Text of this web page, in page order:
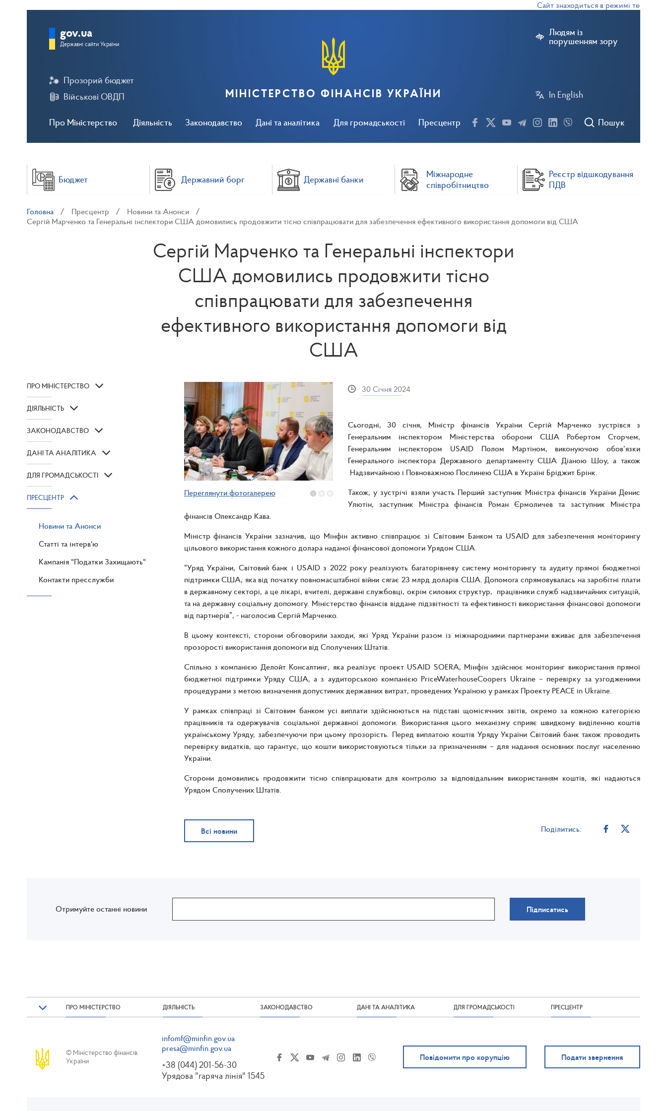
Сайт знаходиться в режимі тестової
Людям із
порушенням зору
In English
Про Міністерство Діяльність Законодавство Дані та аналітика Для громадськості Пресцентр
Прозорий бюджет
Військові ОВДП
Пошук
gov.ua
Державні сайти України
МІНІСТЕРСТВО ФІНАНСІВ УКРАЇНИ
Бюджет Державний борг Державні банки
Міжнародне
співробітництво
Реєстр відшкодування
ПДВ
Головна Пресцентр
Новини та Анонси
Сергій Марченко та Генеральні інспектори США домовились продовжити тісно співпрацювати для забезпечення ефективного використання допомоги від США
Сергій Марченко та Генеральні інспектори
США домовились продовжити тісно
співпрацювати для забезпечення
ефективного використання допомоги від
США
ПРО МІНІСТЕРСТВО
ДІЯЛЬНІСТЬ
ЗАКОНОДАВСТВО
ДАНІ ТА АНАЛІТИКА
ДЛЯ ГРОМАДСЬКОСТІ
ПРЕСЦЕНТР
Новини та Анонси
Статті та інтерв'ю
Кампанія "Податки Захищають"
Контакти пресслужби
Переглянути фотогалерею
30 Січня 2024
Сьогодні, 30 січня, Міністр фінансів України Сергій Марченко зустрівся з
Генеральним інспектором Міністерства оборони США Робертом Сторчем,
Генеральним інспектором USAID Полом Мартіном, виконуючою обов’язки
Генерального інспектора Державного департаменту США Діаною Шоу, а також
Надзвичайною і Повноважною Послинею США в Україні Бріджит Брінк.
Також, у зустрічі взяли участь Перший заступник Міністра фінансів України Денис
Улютін, заступник Міністра фінансів Роман Єрмоличев та заступник Міністра
фінансів Олександр Кава.
Міністр фінансів України зазначив, що Мінфін активно співпрацює зі Світовим Банком та USAID для забезпечення моніторингу
цільового використання кожного долара наданої фінансової допомоги Урядом США.
“Уряд України, Світовий банк і USAID з 2022 року реалізують багаторівневу систему моніторингу та аудиту прямої бюджетної
підтримки США, яка від початку повномасштабної війни сягає 23 млрд доларів США. Допомога спрямовувалась на заробітні плати
в державному секторі, а це лікарі, вчителі, державні службовці, окрім силових структур, працівники служб надзвичайних ситуацій,
та на державну соціальну допомогу. Міністерство фінансів віддане підзвітності та ефективності використання фінансової допомоги
від партнерів”, - наголосив Сергій Марченко.
В цьому контексті, сторони обговорили заходи, які Уряд України разом із міжнародними партнерами вживає для забезпечення
прозорості використання допомоги від Сполучених Штатів.
Спільно з компанією Делойт Консалтинг, яка реалізує проект USAID SOERA, Мінфін здійснює моніторинг використання прямої
бюджетної підтримки Уряду США, а з аудиторською компанією PriceWaterhouseCoopers Ukraine – перевірку за узгодженими
процедурами з метою визначення допустимих державних витрат, проведених Україною у рамках Проекту PEACE in Ukraine.
У рамках співпраці зі Світовим банком усі виплати здійснюються на підставі щомісячних звітів, окремо за кожною категорією
працівників та одержувачів соціальної державної допомоги. Використання цього механізму сприяє швидкому виділенню коштів
українському Уряду, забезпечуючи при цьому прозорість. Перед виплатою коштів Уряду України Світовий банк також проводить
перевірку видатків, що гарантує, що кошти використовуються тільки за призначенням – для надання основних послуг населенню
України.
Сторони домовились продовжити тісно співпрацювати для контролю за відповідальним використанням коштів, які надаються
Урядом Сполучених Штатів.
Всі новини Поділитись:
Отримуйте останні новини Підписатись
ПРО МІНІСТЕРСТВО ДІЯЛЬНІСТЬ ЗАКОНОДАВСТВО ДАНІ ТА АНАЛІТИКА ДЛЯ ГРОМАДСЬКОСТІ ПРЕСЦЕНТР
© Міністерство фінансів
України
infomf@minfin.gov.ua
presa@minfin.gov.ua
+38 (044) 201-56-30
Урядова "гаряча лінія" 1545
Повідомити про корупцію Подати звернення